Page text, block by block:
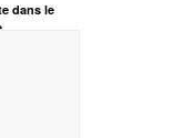
dans le